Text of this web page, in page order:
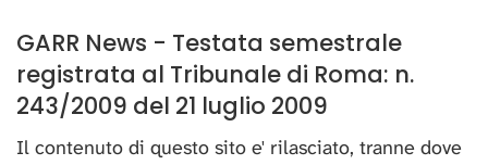
GARR News - Testata semestrale
registrata al Tribunale di Roma: n.
243/2009 del 21 luglio 2009
Il contenuto di questo sito e' rilasciato, tranne dove